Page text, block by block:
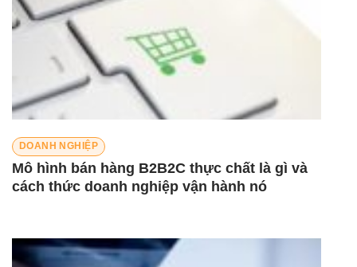
DOANH NGHIỆP
Mô hình bán hàng B2B2C thực chất là gì và
cách thức doanh nghiệp vận hành nó